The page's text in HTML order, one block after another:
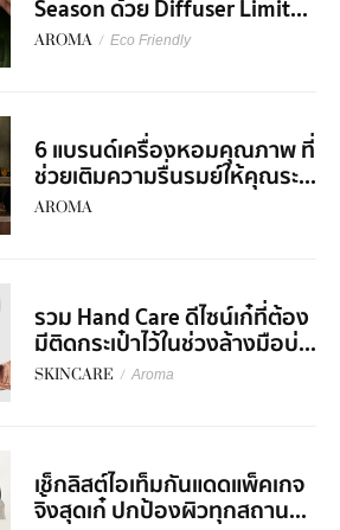
Season ด้วย Diffuser Limit...
AROMA / Eco Friendly
6 แบรนด์เครื่องหอมคุณภาพ ที่
ช่วยเติมความรื่นรมย์ให้คุณระ...
AROMA
รวม Hand Care ดีไซน์เก๋ที่ต้อง
มีติดกระเป๋าไว้ในช่วงล้างมือบ่...
SKINCARE / Aroma
เช็กลิสต์ไอเท็มกันแดดแพ็คเกจ
จิ้งสุดเก๋ ปกป้องผิวทุกสถาน...